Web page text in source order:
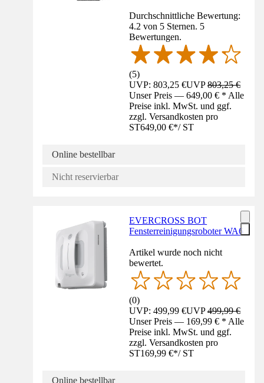
Durchschnittliche Bewertung:
4.2 von 5 Sternen. 5
Bewertungen.
(5)
UVP: 803,25 €UVP803,25 €
Unser Preis — 649,00 € * Alle
Preise inkl. MwSt. und ggf.
zzgl. Versandkosten pro
ST649,00 €*/ ST
Online bestellbar
Nicht reservierbar
EVERCROSS BOT
Fensterreinigungsroboter WA6
Artikel wurde noch nicht
bewertet.
(0)
UVP: 499,99 €UVP499,99 €
Unser Preis — 169,99 € * Alle
Preise inkl. MwSt. und ggf.
zzgl. Versandkosten pro
ST169,99 €*/ ST
Online bestellbar